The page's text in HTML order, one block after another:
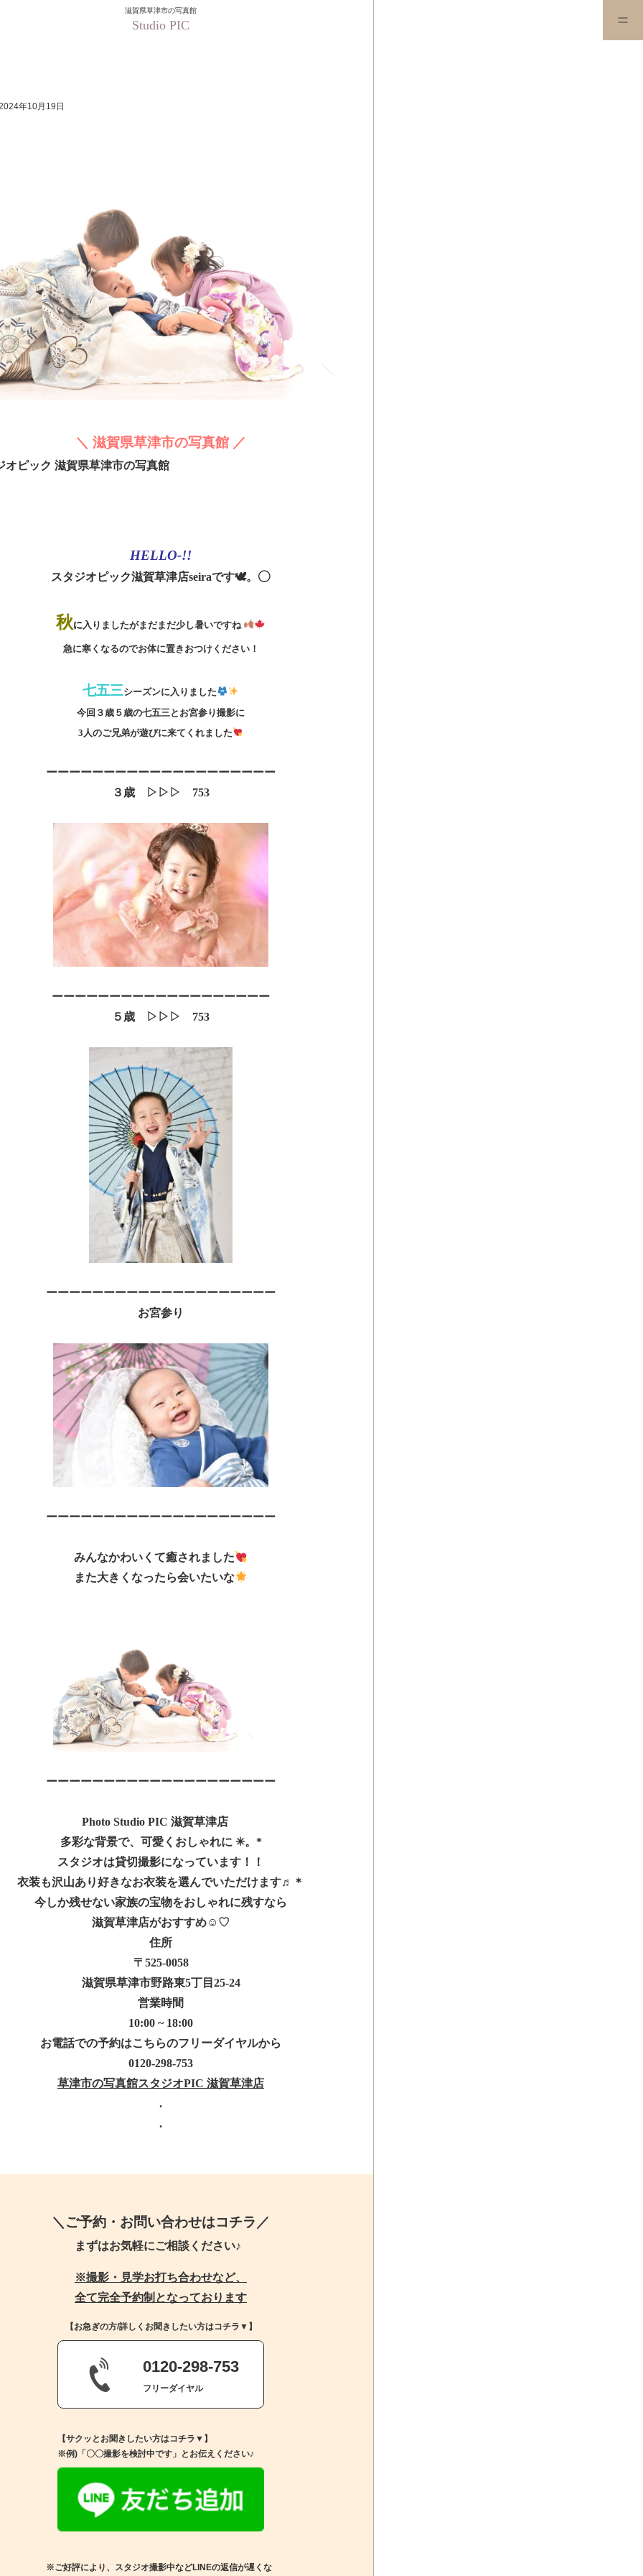
滋賀県草津市の写真館
Studio PIC
年10月19日
＼ 滋賀県草津市の写真館 ／
HELLO-!!
スタジオピック滋賀草津店seiraです🕊。◯
秋に入りましたがまだまだ少し暑いですね
急に寒くなるのでお体に置きおつけください！
七五三シーズンに入りました
今回３歳５歳の七五三とお宮参り撮影に
3人のご兄弟が遊びに来てくれました
ーーーーーーーーーーーーーーーーーーーー
３歳 ▷▷▷ 753
ーーーーーーーーーーーーーーーーーーー
５歳 ▷▷▷ 753
ーーーーーーーーーーーーーーーーーーーー
お宮参り
ーーーーーーーーーーーーーーーーーーーー
みんなかわいくて癒されました
また大きくなったら会いたいな
ーーーーーーーーーーーーーーーーーーーー
Photo Studio PIC 滋賀草津店
多彩な背景で、可愛くおしゃれに ✳︎。*
スタジオは貸切撮影になっています！！
衣装も沢山あり好きなお衣装を選んでいただけます♬＊
今しか残せない家族の宝物をおしゃれに残すなら
滋賀草津店がおすすめ☺︎ ♡
住所
〒525-0058
滋賀県草津市野路東5丁目25-24
営業時間
10:00 ~ 18:00
お電話での予約はこちらのフリーダイヤルから
0120-298-753
草津市の写真館スタジオPIC 滋賀草津店
.
.
＼ご予約・お問い合わせはコチラ／
まずはお気軽にご相談ください♪
※撮影・見学お打ち合わせなど、
全て完全予約制となっております
【お急ぎの方/詳しくお聞きしたい方はコチラ▼】
0120-298-753
フリーダイヤル
【サクッとお聞きしたい方はコチラ▼】
※例)「〇〇撮影を検討中です」とお伝えください♪
※ご好評により、スタジオ撮影中などLINEの返信が遅くな